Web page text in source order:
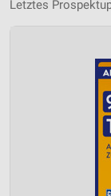
Letztes